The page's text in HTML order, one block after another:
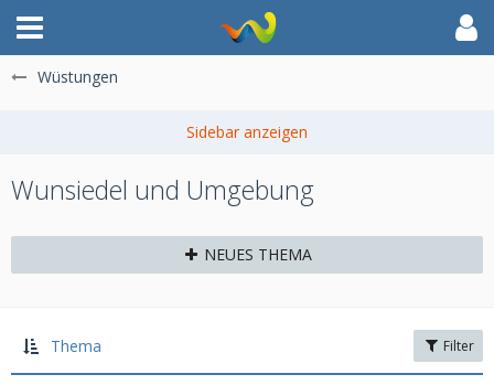
Wüstungen
Wunsiedel und Umgebung
NEUES THEMA
Thema Filter